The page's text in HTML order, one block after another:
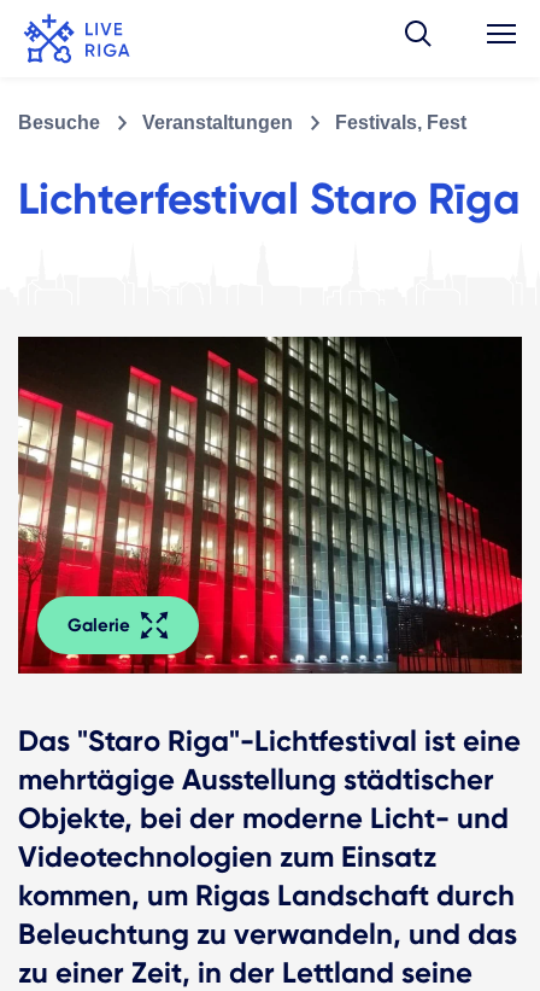
Besuche Veranstaltungen Festivals, Fest
Lichterfestival Staro Rīga
Galerie
Das "Staro Riga"-Lichtfestival ist eine
mehrtägige Ausstellung städtischer
Objekte, bei der moderne Licht- und
Videotechnologien zum Einsatz
kommen, um Rigas Landschaft durch
Beleuchtung zu verwandeln, und das
zu einer Zeit, in der Lettland seine